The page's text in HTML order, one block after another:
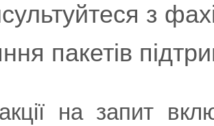
з
пакетів
на запит